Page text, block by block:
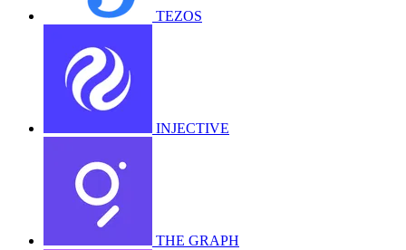
TEZOS
INJECTIVE
THE GRAPH